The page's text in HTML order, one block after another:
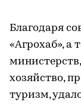
Благодаря
«Агрохаб», а
хозяйство,
туризм,